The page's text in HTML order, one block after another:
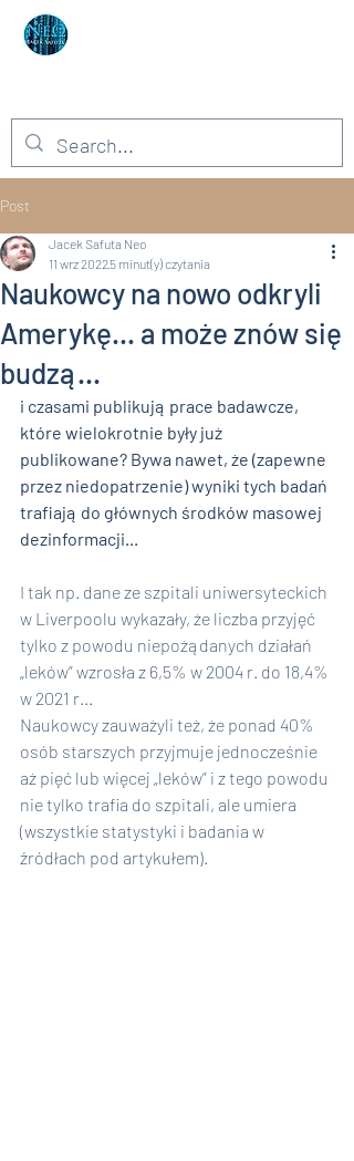
Post
Naukowcy na nowo odkryli
Amerykę... a może znów się
budzą...
Jacek Safuta Neo
11 wrz 20225 minut(y) czytania
i czasami publikują prace badawcze,
które wielokrotnie były już
publikowane? Bywa nawet, że (zapewne
przez niedopatrzenie) wyniki tych badań
trafiają do głównych środków masowej
dezinformacji...
I tak np. dane ze szpitali uniwersyteckich
w Liverpoolu wykazały, że liczba przyjęć
tylko z powodu niepożądanych działań
„leków” wzrosła z 6,5% w 2004 r. do 18,4%
w 2021 r...
Naukowcy zauważyli też, że ponad 40%
osób starszych przyjmuje jednocześnie
aż pięć lub więcej „leków” i z tego powodu
nie tylko trafia do szpitali, ale umiera
(wszystkie statystyki i badania w
źródłach pod artykułem).